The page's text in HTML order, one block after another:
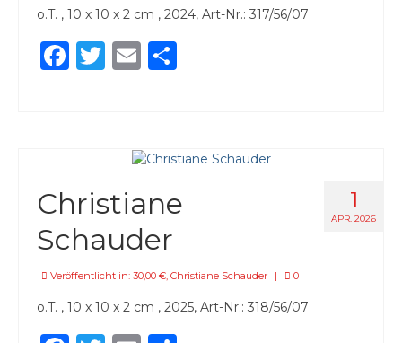
o.T. , 10 x 10 x 2 cm , 2024, Art-Nr.: 317/56/07
Facebook
Twitter
Email
1
APR. 2026
Christiane
Schauder
Veröffentlicht in: 30,00 €, Christiane Schauder | 0
o.T. , 10 x 10 x 2 cm , 2025, Art-Nr.: 318/56/07